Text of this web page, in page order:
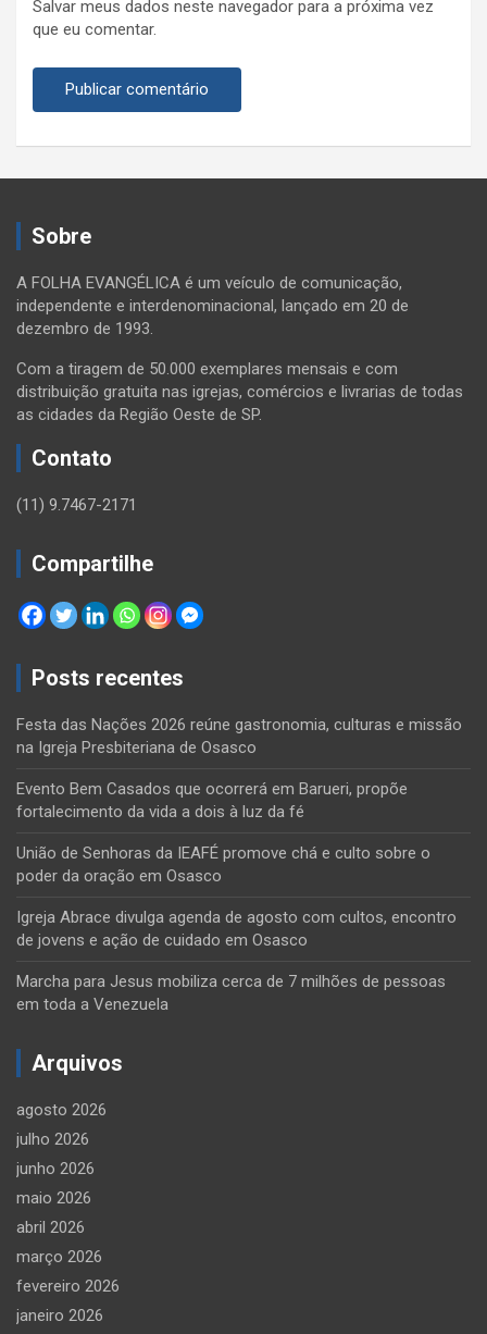
Salvar meus dados neste navegador para a próxima vez
que eu comentar.
Sobre
A FOLHA EVANGÉLICA é um veículo de comunicação,
independente e interdenominacional, lançado em 20 de
dezembro de 1993.
Com a tiragem de 50.000 exemplares mensais e com
distribuição gratuita nas igrejas, comércios e livrarias de todas
as cidades da Região Oeste de SP.
Contato
(11) 9.7467-2171
Compartilhe
Posts recentes
Festa das Nações 2026 reúne gastronomia, culturas e missão
na Igreja Presbiteriana de Osasco
Evento Bem Casados que ocorrerá em Barueri, propõe
fortalecimento da vida a dois à luz da fé
União de Senhoras da IEAFÉ promove chá e culto sobre o
poder da oração em Osasco
Igreja Abrace divulga agenda de agosto com cultos, encontro
de jovens e ação de cuidado em Osasco
Marcha para Jesus mobiliza cerca de 7 milhões de pessoas
em toda a Venezuela
Arquivos
agosto 2026
julho 2026
junho 2026
maio 2026
abril 2026
março 2026
fevereiro 2026
janeiro 2026